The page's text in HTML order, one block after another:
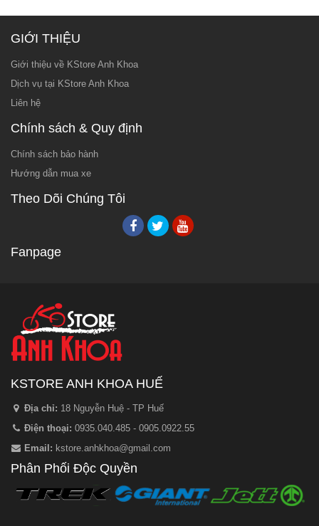
GIỚI THIỆU
Giới thiệu về KStore Anh Khoa
Dịch vụ tại KStore Anh Khoa
Liên hệ
Chính sách & Quy định
Chính sách bảo hành
Hướng dẫn mua xe
Theo Dõi Chúng Tôi
Fanpage
KSTORE ANH KHOA HUẾ
Địa chỉ: 18 Nguyễn Huệ - TP Huế
Điện thoại: 0935.040.485 - 0905.0922.55
Email: kstore.anhkhoa@gmail.com
Phân Phối Độc Quyền